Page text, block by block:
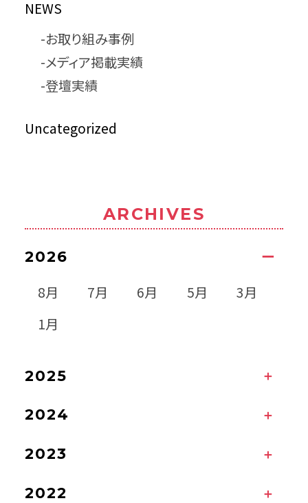
NEWS
お取り組み事例
メディア掲載実績
登壇実績
Uncategorized
ARCHIVES
2026
8月 7月 6月 5月
3月
1月
2025
2024
2023
2022